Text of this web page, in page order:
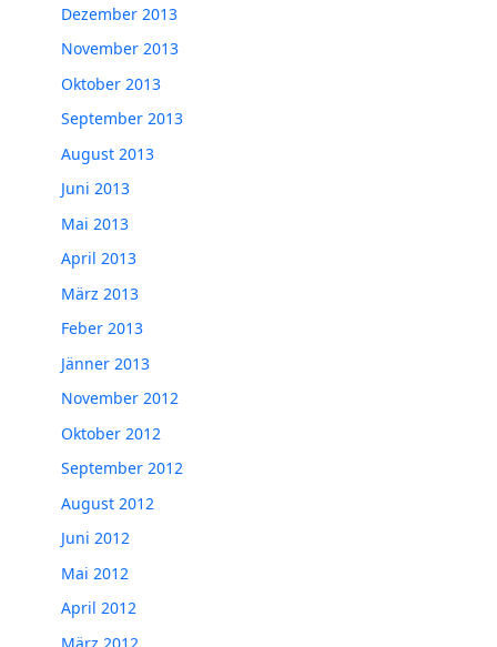
Dezember 2013
November 2013
Oktober 2013
September 2013
August 2013
Juni 2013
Mai 2013
April 2013
März 2013
Feber 2013
Jänner 2013
November 2012
Oktober 2012
September 2012
August 2012
Juni 2012
Mai 2012
April 2012